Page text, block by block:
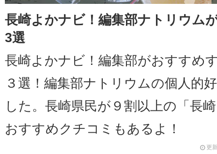
長崎よかナビ！編集部ナトリウ
3選
長崎よかナビ！編集部がおすすめ
３選！編集部ナトリウムの個人的
した。長崎県民が９割以上の「長
おすすめクチコミもあるよ！
更